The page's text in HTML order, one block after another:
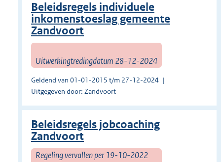
Beleidsregels individuele
inkomenstoeslag gemeente
Zandvoort
Uitwerkingtredingdatum 28-12-2024
Geldend van 01-01-2015 t/m 27-12-2024
Uitgegeven door: Zandvoort
Beleidsregels jobcoaching
Zandvoort
Regeling vervallen per 19-10-2022